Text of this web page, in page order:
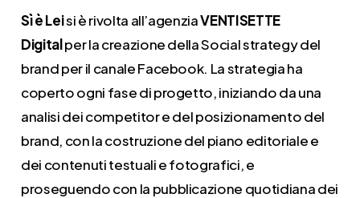
Sì è Leisi è rivolta all’agenziaVENTISETTE
Digitalper la creazione della Social strategy del
brand per il canale Facebook. La strategia ha
coperto ogni fase di progetto, iniziando da una
analisi dei competitor e del posizionamento del
brand, con la costruzione del piano editoriale e
dei contenuti testuali e fotografici, e
proseguendo con la pubblicazione quotidiana dei